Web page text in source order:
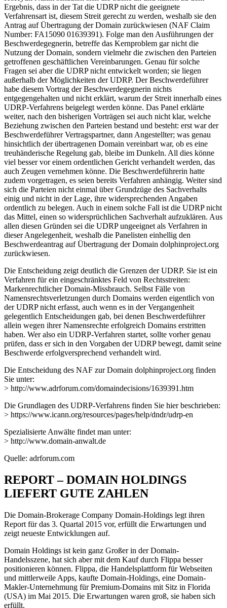
Ergebnis, dass in der Tat die UDRP nicht die geeignete
Verfahrensart ist, diesem Streit gerecht zu werden, weshalb sie den
Antrag auf Übertragung der Domain zurückwiesen (NAF Claim
Number: FA15090 01639391). Folge man den Ausführungen der
Beschwerdegegnerin, betreffe das Kernproblem gar nicht die
Nutzung der Domain, sondern vielmehr die zwischen den Parteien
getroffenen geschäftlichen Vereinbarungen. Genau für solche
Fragen sei aber die UDRP nicht entwickelt worden; sie liegen
außerhalb der Möglichkeiten der UDRP. Der Beschwerdeführer
habe diesem Vortrag der Beschwerdegegnerin nichts
entgegengehalten und nicht erklärt, warum der Streit innerhalb eines
UDRP-Verfahrens beigelegt werden könne. Das Panel erklärte
weiter, nach den bisherigen Vorträgen sei auch nicht klar, welche
Beziehung zwischen den Parteien bestand und besteht: erst war der
Beschwerdeführer Vertragspartner, dann Angestellter; was genau
hinsichtlich der übertragenen Domain vereinbart war, ob es eine
treuhänderische Regelung gab, bleibe im Dunkeln. All dies könne
viel besser vor einem ordentlichen Gericht verhandelt werden, das
auch Zeugen vernehmen könne. Die Beschwerdeführerin hatte
zudem vorgetragen, es seien bereits Verfahren anhängig. Weiter sind
sich die Parteien nicht einmal über Grundzüge des Sachverhalts
einig und nicht in der Lage, ihre widersprechenden Angaben
ordentlich zu belegen. Auch in einem solche Fall ist die UDRP nicht
das Mittel, einen so widersprüchlichen Sachverhalt aufzuklären. Aus
allen diesen Gründen sei die UDRP ungeeignet als Verfahren in
dieser Angelegenheit, weshalb die Panelisten einhellig den
Beschwerdeantrag auf Übertragung der Domain dolphinproject.org
zurückwiesen.
Die Entscheidung zeigt deutlich die Grenzen der UDRP. Sie ist ein
Verfahren für ein eingeschränktes Feld von Rechtsstreiten:
Markenrechtlicher Domain-Missbrauch. Selbst Fälle von
Namensrechtsverletzungen durch Domains werden eigentlich von
der UDRP nicht erfasst, auch wenn es in der Vergangenheit
gelegentlich Entscheidungen gab, bei denen Beschwerdeführer
allein wegen ihrer Namensrechte erfolgreich Domains erstritten
haben. Wer also ein UDRP-Verfahren startet, sollte vorher genau
prüfen, dass er sich in den Vorgaben der UDRP bewegt, damit seine
Beschwerde erfolgversprechend verhandelt wird.
Die Entscheidung des NAF zur Domain dolphinproject.org finden
Sie unter:
> http://www.adrforum.com/domaindecisions/1639391.htm
Die Grundlagen des UDRP-Verfahrens finden Sie hier beschrieben:
> https://www.icann.org/resources/pages/help/dndr/udrp-en
Spezialisierte Anwälte findet man unter:
> http://www.domain-anwalt.de
Quelle: adrforum.com
REPORT – DOMAIN HOLDINGS
LIEFERT GUTE ZAHLEN
Die Domain-Brokerage Company Domain-Holdings legt ihren
Report für das 3. Quartal 2015 vor, erfüllt die Erwartungen und
zeigt neueste Entwicklungen auf.
Domain Holdings ist kein ganz Großer in der Domain-
Handelsszene, hat sich aber mit dem Kauf durch Flippa besser
positionieren können. Flippa, die Handelsplattform für Webseiten
und mittlerweile Apps, kaufte Domain-Holdings, eine Domain-
Makler-Unternehmung für Premium-Domains mit Sitz in Florida
(USA) im Mai 2015. Die Erwartungen waren groß, sie haben sich
erfüllt.